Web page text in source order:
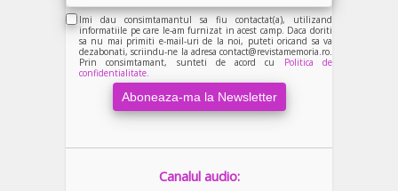
Imi dau consimtamantul sa fiu contactat(a), utilizand
informatiile pe care le-am furnizat in acest camp. Daca doriti
sa nu mai primiti e-mail-uri de la noi, puteti oricand sa va
dezabonati, scriindu-ne la adresa contact@revistamemoria.ro.
Prin consimtamant, sunteti de acord cu Politica de
confidentialitate.
Canalul audio: